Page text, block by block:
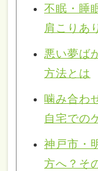
不眠・睡
肩こりあ
悪い夢ば
方法とは
噛み合わ
自宅での
神戸市・
方へ？そ